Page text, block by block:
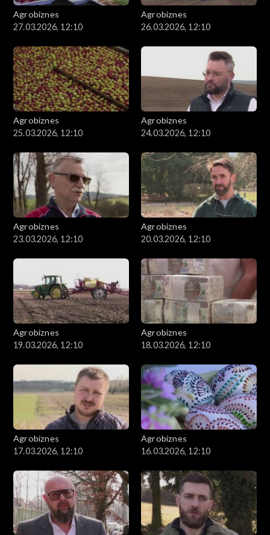
Agrobiznes
27.03.2026, 12:10
Agrobiznes
26.03.2026, 12:10
Agrobiznes
25.03.2026, 12:10
Agrobiznes
24.03.2026, 12:10
Agrobiznes
23.03.2026, 12:10
Agrobiznes
20.03.2026, 12:10
Agrobiznes
19.03.2026, 12:10
Agrobiznes
18.03.2026, 12:10
Agrobiznes
17.03.2026, 12:10
Agrobiznes
16.03.2026, 12:10